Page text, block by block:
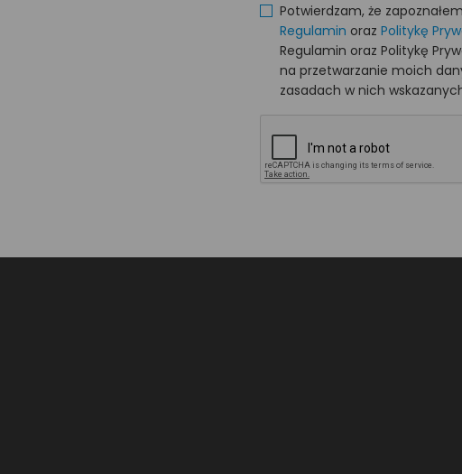
Potwierdzam, że
Regulamin oraz Politykę
Regulamin oraz Politykę
na przetwarzanie moich
zasadach w nich